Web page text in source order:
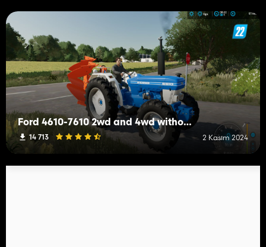
Ford 4610-7610 2wd and 4wd without cab
14 713 2 Kasım 2024